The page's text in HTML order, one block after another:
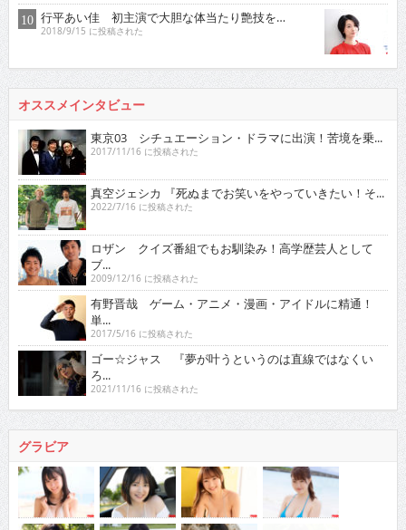
行平あい佳 初主演で大胆な体当たり艶技を…
2018/9/15 に投稿された
オススメインタビュー
東京03 シチュエーション・ドラマに出演！苦境を乗...
2017/11/16 に投稿された
真空ジェシカ 『死ぬまでお笑いをやっていきたい！そ...
2022/7/16 に投稿された
ロザン クイズ番組でもお馴染み！高学歴芸人として
ブ...
2009/12/16 に投稿された
有野晋哉 ゲーム・アニメ・漫画・アイドルに精通！
単...
2017/5/16 に投稿された
ゴー☆ジャス 『夢が叶うというのは直線ではなくい
ろ...
2021/11/16 に投稿された
グラビア